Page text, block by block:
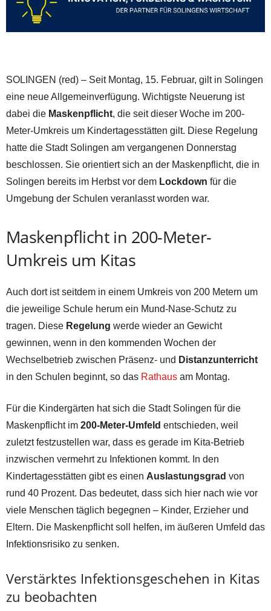
SOLINGEN (red) – Seit Montag, 15. Februar, gilt in Solingen
eine neue Allgemeinverfügung. Wichtigste Neuerung ist
dabei die Maskenpflicht, die seit dieser Woche im 200-
Meter-Umkreis um Kindertagesstätten gilt. Diese Regelung
hatte die Stadt Solingen am vergangenen Donnerstag
beschlossen. Sie orientiert sich an der Maskenpflicht, die in
Solingen bereits im Herbst vor dem Lockdown für die
Umgebung der Schulen veranlasst worden war.
Maskenpflicht in 200-Meter-
Umkreis um Kitas
Auch dort ist seitdem in einem Umkreis von 200 Metern um
die jeweilige Schule herum ein Mund-Nase-Schutz zu
tragen. Diese Regelung werde wieder an Gewicht
gewinnen, wenn in den kommenden Wochen der
Wechselbetrieb zwischen Präsenz- und Distanzunterricht
in den Schulen beginnt, so das Rathaus am Montag.
Für die Kindergärten hat sich die Stadt Solingen für die
Maskenpflicht im 200-Meter-Umfeld entschieden, weil
zuletzt festzustellen war, dass es gerade im Kita-Betrieb
inzwischen vermehrt zu Infektionen kommt. In den
Kindertagesstätten gibt es einen Auslastungsgrad von
rund 40 Prozent. Das bedeutet, dass sich hier nach wie vor
viele Menschen täglich begegnen – Kinder, Erzieher und
Eltern. Die Maskenpflicht soll helfen, im äußeren Umfeld das
Infektionsrisiko zu senken.
Verstärktes Infektionsgeschehen in Kitas
zu beobachten